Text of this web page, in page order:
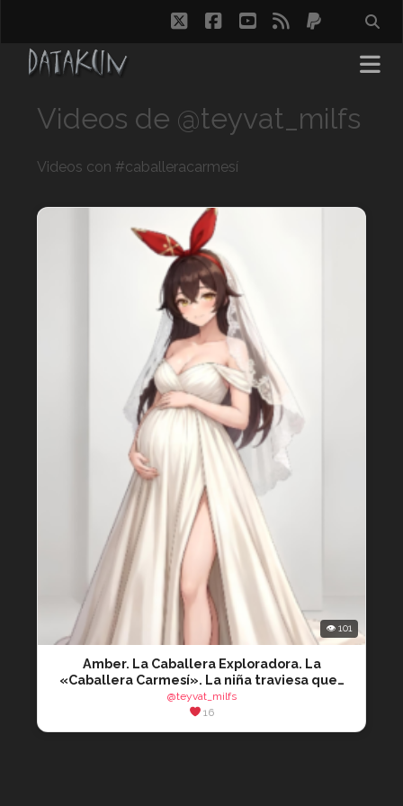
twitterfacebook
youtube
rss paypal
Videos de @teyvat_milfs
Videos con #caballeracarmesí
👁 101
Amber. La Caballera Exploradora. La
«Caballera Carmesí». La niña traviesa que…
@teyvat_milfs
16